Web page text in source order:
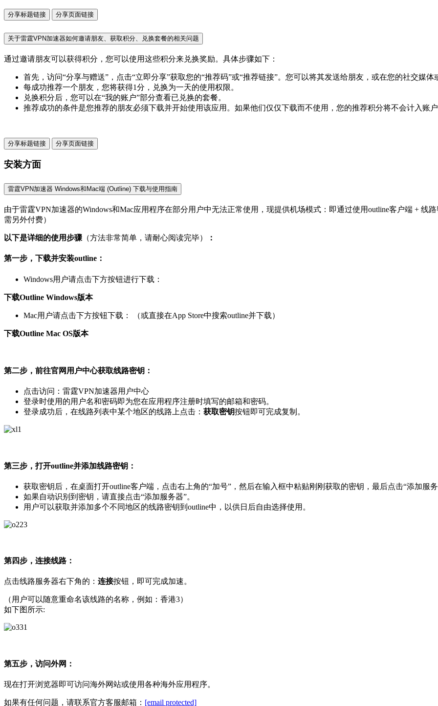
分享标题链接 分享页面链接
关于雷霆VPN加速器如何邀请朋友、获取积分、兑换套餐的相关问题
通过邀请朋友可以获得积分，您可以使用这些积分来兑换奖励。具体步骤如下：
首先，访问“分享与赠送”，点击“立即分享”获取您的“推荐码”或“推荐链接”。您可以将其发送给朋友，或在您的社交媒体
每成功推荐一个朋友，您将获得1分，兑换为一天的使用权限。
兑换积分后，您可以在“我的账户”部分查看已兑换的套餐。
推荐成功的条件是您推荐的朋友必须下载并开始使用该应用。如果他们仅仅下载而不使用，您的推荐积分将不会计入账
分享标题链接 分享页面链接
安装方面
雷霆VPN加速器 Windows和Mac端 (Outline) 下载与使用指南
由于雷霆VPN加速器的Windows和Mac应用程序在部分用户中无法正常使用，现提供机场模式：即通过使用outline客户端 + 线
需另外付费）
以下是详细的使用步骤 （方法非常简单，请耐心阅读完毕） ：
第一步，下载并安装outline：
Windows用户请点击下方按钮进行下载：
下载Outline Windows版本
Mac用户请点击下方按钮下载： （或直接在App Store中搜索outline并下载）
下载Outline Mac OS版本
第二步，前往官网用户中心获取线路密钥：
点击访问：雷霆VPN加速器用户中心
登录时使用的用户名和密码即为您在应用程序注册时填写的邮箱和密码。
登录成功后，在线路列表中某个地区的线路上点击： 获取密钥按钮即可完成复制。
第三步，打开outline并添加线路密钥：
获取密钥后，在桌面打开outline客户端，点击右上角的“加号”，然后在输入框中粘贴刚刚获取的密钥，最后点击“添加服
如果自动识别到密钥，请直接点击“添加服务器”。
用户可以获取并添加多个不同地区的线路密钥到outline中，以供日后自由选择使用。
第四步，连接线路：
点击线路服务器右下角的： 连接按钮，即可完成加速。
（用户可以随意重命名该线路的名称，例如：香港3）
如下图所示:
第五步，访问外网：
现在打开浏览器即可访问海外网站或使用各种海外应用程序。
如果有任何问题，请联系官方客服邮箱： [email protected]